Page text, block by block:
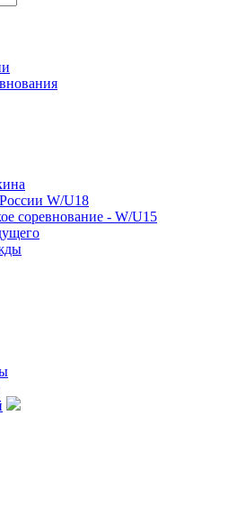
W/U18
соревнование - W/U15